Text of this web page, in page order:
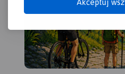
Akceptuj